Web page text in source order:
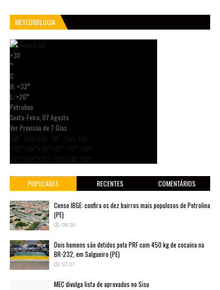
METEOROLOGIA
+30
°
C
H:+33°
L:+20°
Petrolina
Sexta-Feira, 07 Agosto
Ver Previsão de 7 Dias
POPULARES RECENTES COMENTÁRIOS
Censo IBGE: confira os dez bairros mais populosos de Petrolina
(PE)
08:20
Dois homens são detidos pela PRF com 450 kg de cocaína na
BR-232, em Salgueiro (PE)
07:07
MEC divulga lista de aprovados no Sisu